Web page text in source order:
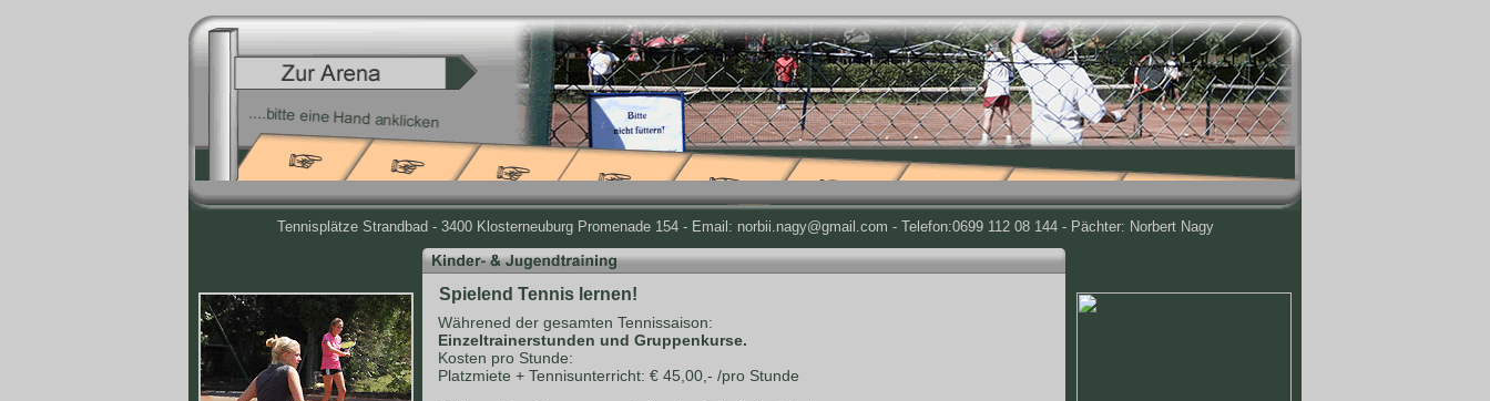
Tennisplätze Strandbad - 3400 Klosterneuburg Promenade 154 - Email: norbii.nagy@gmail.com - Telefon:0699 112 08 144 - Pächter: Norbert Nagy
Spielend Tennis lernen!
Währened der gesamten Tennissaison:
Einzeltrainerstunden und Gruppenkurse.
Kosten pro Stunde:
Platzmiete + Tennisunterricht: € 45,00,- /pro Stunde